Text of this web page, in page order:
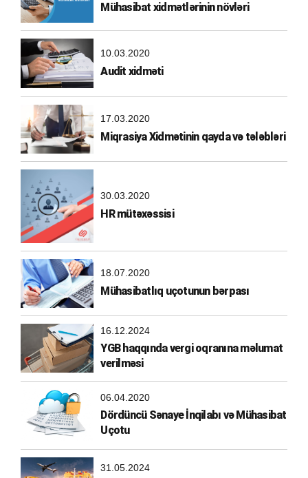
Mühasibat xidmətlərinin növləri
10.03.2020
Audit xidməti
17.03.2020
Miqrasiya Xidmətinin qayda və tələbləri
30.03.2020
HR mütəxəssisi
18.07.2020
Mühasibatlıq uçotunun bərpası
16.12.2024
YGB haqqında vergi oqranına məlumat
verilməsi
06.04.2020
Dördüncü Sənaye İnqilabı və Mühasibat
Uçotu
31.05.2024